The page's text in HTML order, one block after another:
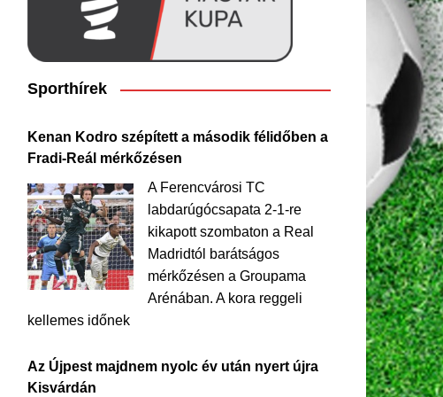
Sporthírek
Kenan Kodro szépített a második félidőben a
Fradi-Reál mérkőzésen
A Ferencvárosi TC
labdarúgócsapata 2-1-re
kikapott szombaton a Real
Madridtól barátságos
mérkőzésen a Groupama
Arénában. A kora reggeli
kellemes időnek
Az Újpest majdnem nyolc év után nyert újra
Kisvárdán